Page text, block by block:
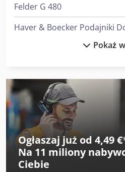
Felder G 480
Haver & Boecker Podajniki
Kasto Kastoverto A 2
Kolbus Pk 170
Linde L 12
Linde V
Pokaż
Ogłaszaj już od 4,49 €
Na 11 miliony
Ciebie